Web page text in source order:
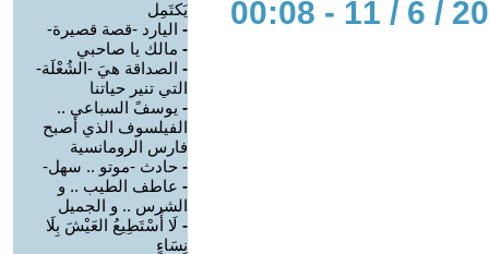
يَكتَمِل
- اليارد -قصة قصيرة-
- مالك يا صاحبي
- الصداقة هيَ -الشُعْلَة-
التي تنير حياتنا
- يوسفً السباعي ..
الفيلسوف الذي أصبح
فارس الرومانسية
- حادث -موتو .. سهل-
- عاطف الطيب .. و
الشرس .. و الجميل
- لَا أَسْتَطِيعُ العَيْشَ بِلَا
نِسَاءٍ